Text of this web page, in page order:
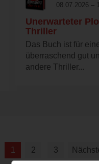
08.07.2026 –
Unerwarteter
Thriller
Das Buch ist für
überraschend gut
andere Thriller...
1 2 3